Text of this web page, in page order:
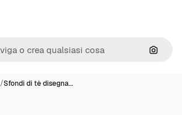
Cerca
/Sfondi di tè disegna…